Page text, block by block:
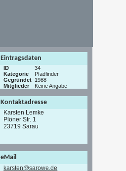
Eintragsdaten
ID
34
Kategorie
Pfadfinder
Gegründet 1988
Mitglieder
Keine Angabe
Kontaktadresse
Karsten Lemke
Plöner Str. 1
23719 Sarau
eMail
karsten@sarowe.de